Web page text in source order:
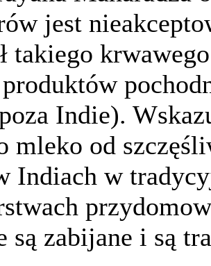
jest
takiego
Indie).
mleko od
Indiach w
są zabijane i są